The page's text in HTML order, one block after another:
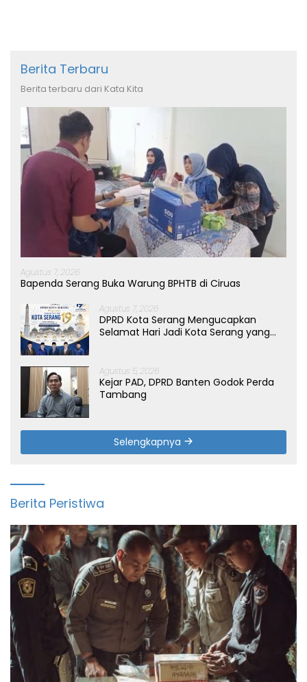
Berita Terbaru
Berita terbaru dari Kata Kita
Agustus 7, 2026
Bapenda Serang Buka Warung BPHTB di Ciruas
Agustus 7, 2026
DPRD Kota Serang Mengucapkan
Selamat Hari Jadi Kota Serang yang
Agustus 5, 2026
Kejar PAD, DPRD Banten Godok Perda
Tambang
Selengkapnya
Berita Peristiwa